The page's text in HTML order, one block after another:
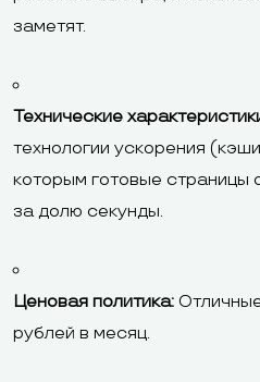
заметят.
Технические
технологии ускорения
которым готовые страницы
за долю секунды.
Ценовая политика:
рублей в месяц.